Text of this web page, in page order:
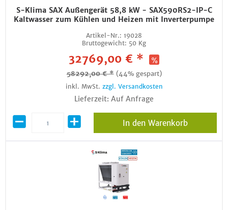
S-Klima SAX Außengerät 58,8 kW - SAX590RS2-IP-C
Kaltwasser zum Kühlen und Heizen mit Inverterpumpe
Artikel-Nr.: 19028
Bruttogewicht: 50 Kg
32769,00 € *
58292,00 € * (44% gespart)
inkl. MwSt. zzgl. Versandkosten
Lieferzeit: Auf Anfrage
In den Warenkorb